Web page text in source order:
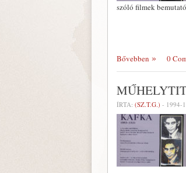
szóló filmek
Bővebben 0
ÍRTA: (SZ.T.G.) - 1994-